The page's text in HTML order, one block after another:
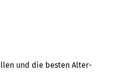
und die besten Alter­